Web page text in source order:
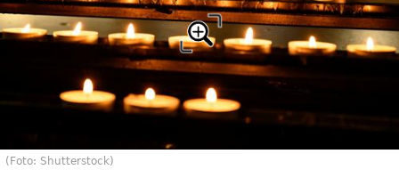
(Foto: Shutterstock)